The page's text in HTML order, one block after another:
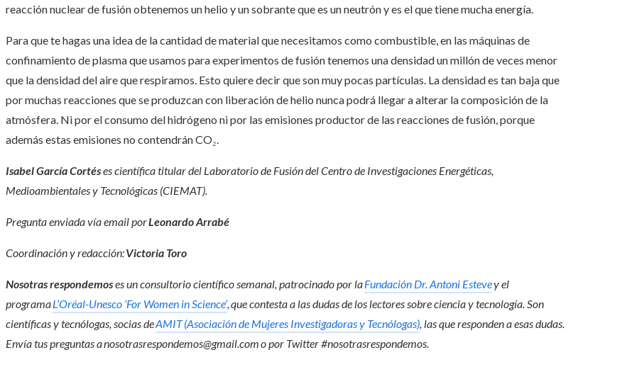
reacción nuclear de fusión obtenemos un helio y un sobrante que es un neutrón y es el que tiene mucha energía.
Para que te hagas una idea de la cantidad de material que necesitamos como combustible, en las máquinas de
confinamiento de plasma que usamos para experimentos de fusión tenemos una densidad un millón de veces menor
que la densidad del aire que respiramos. Esto quiere decir que son muy pocas partículas. La densidad es tan baja que
por muchas reacciones que se produzcan con liberación de helio nunca podrá llegar a alterar la composición de la
atmósfera. Ni por el consumo del hidrógeno ni por las emisiones productor de las reacciones de fusión, porque
además estas emisiones no contendrán CO₂.
Isabel García Cortéses científica titular del Laboratorio de Fusión del Centro de Investigaciones Energéticas,
Medioambientales y Tecnológicas (CIEMAT).
Pregunta enviada vía email porLeonardo Arrabé
Coordinación y redacción:Victoria Toro
Nosotras respondemoses un consultorio científico semanal, patrocinado por laFundación Dr. Antoni Estevey el
programaL’Oréal-Unesco ‘For Women in Science’, que contesta a las dudas de los lectores sobre ciencia y tecnología. Son
científicas y tecnólogas, socias deAMIT (Asociación de Mujeres Investigadoras y Tecnólogas), las que responden a esas dudas.
Envía tus preguntas anosotrasrespondemos@gmail.como por Twitter #nosotrasrespondemos.